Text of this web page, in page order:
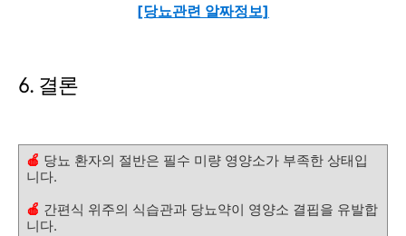
[당뇨관련 알짜정보]
6. 결론
🍎 당뇨 환자의 절반은 필수 미량 영양소가 부족한 상태입
니다.
🍎 간편식 위주의 식습관과 당뇨약이 영양소 결핍을 유발합
니다.